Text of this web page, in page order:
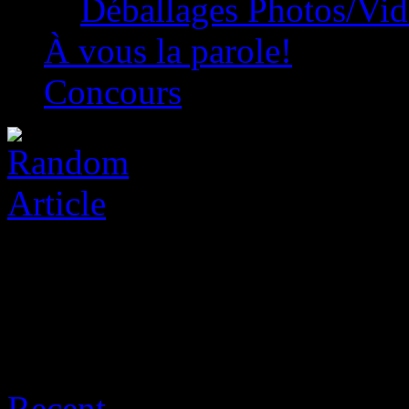
Déballages Photos/
À vous la parole!
Concours